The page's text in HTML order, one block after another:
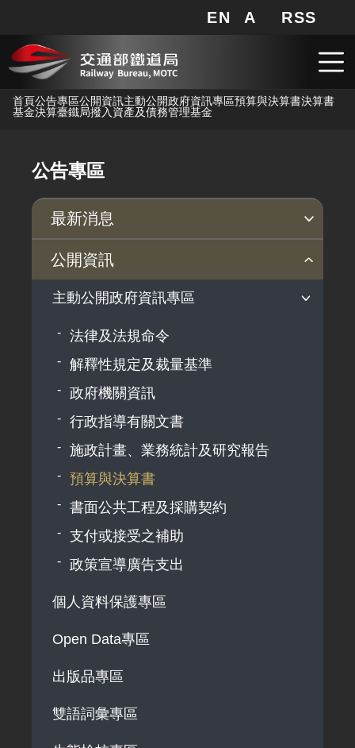
跳到主要內容
網站地圖
EN A 局長信箱
RSS
首頁公告專區公開資訊主動公開政府資訊專區預算與決算書決算書
基金決算臺鐵局撥入資產及債務管理基金
公告專區
最新消息
新聞稿
公聽會
公告事項
公開資訊
主動公開政府資訊專區
法律及法規命令
解釋性規定及裁量基準
政府機關資訊
行政指導有關文書
施政計畫、業務統計及研究報告
預算與決算書
書面公共工程及採購契約
支付或接受之補助
政策宣導廣告支出
個人資料保護專區
Open Data專區
出版品專區
雙語詞彙專區